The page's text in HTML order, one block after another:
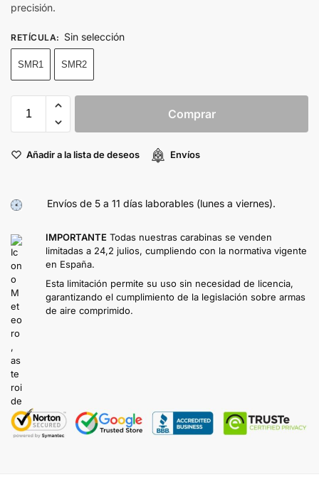
precisión.
RETÍCULA: Sin selección
SMR1 SMR2
Comprar
Añadir a la lista de deseos Envíos
Envíos de 5 a 11 días laborables (lunes a viernes).
IMPORTANTE Todas nuestras carabinas se venden
limitadas a 24,2 julios, cumpliendo con la normativa vigente
en España.
Esta limitación permite su uso sin necesidad de licencia,
garantizando el cumplimiento de la legislación sobre armas
de aire comprimido.